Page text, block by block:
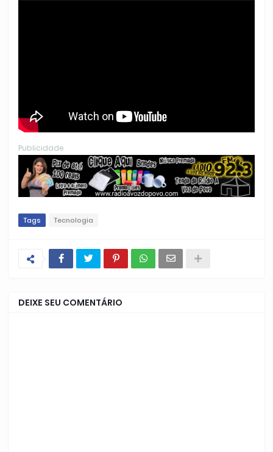
Publicidade
Tags Tecnologia
DEIXE SEU COMENTÁRIO